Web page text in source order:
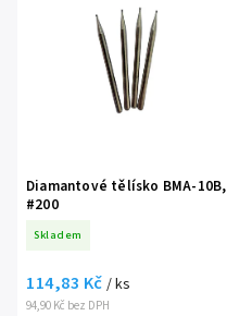
Diamantové tělísko BMA-10B,
#200
Skladem
94,90 Kč bez DPH
114,83 Kč / ks